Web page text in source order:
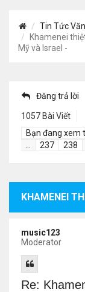
Tin Tức
Khamenei
Mỹ và Israel -
Đăng trả lời
1057 Bài Viết
Bạn đang xem
237 238
music123
Moderator
Re: